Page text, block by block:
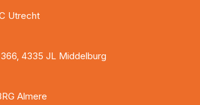
Utrecht
4335 JL Middelburg
Almere